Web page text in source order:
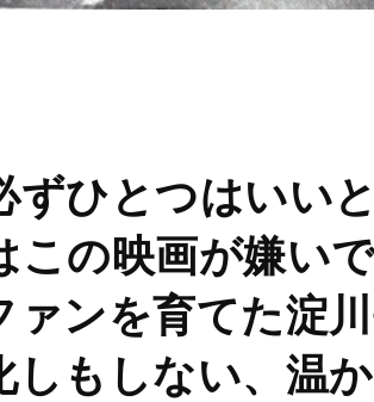
ずひとつはいいと
この映画が嫌い
ンを育てた淀
もしない、温か